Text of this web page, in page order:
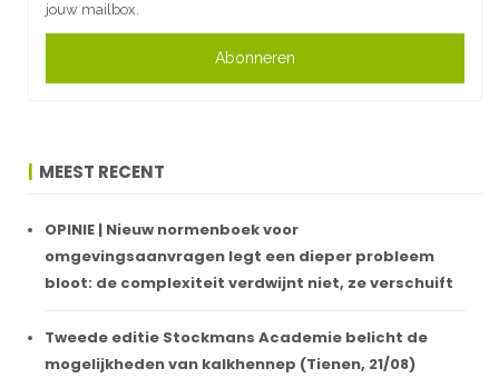
jouw mailbox.
Abonneren
MEEST RECENT
OPINIE | Nieuw normenboek voor
omgevingsaanvragen legt een dieper probleem
bloot: de complexiteit verdwijnt niet, ze verschuift
Tweede editie Stockmans Academie belicht de
mogelijkheden van kalkhennep (Tienen, 21/08)